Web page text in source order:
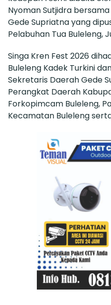
Nyoman Sutjidra
Gede Supriatna yang
Pelabuhan Tua Buleleng,
Singa Kren Fest 2026
Buleleng Kadek Turkini
Sekretaris Daerah Gede
Perangkat Daerah
Forkopimcam Buleleng,
Kecamatan Buleleng